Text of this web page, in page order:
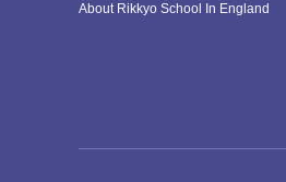
About Rikkyo School In England